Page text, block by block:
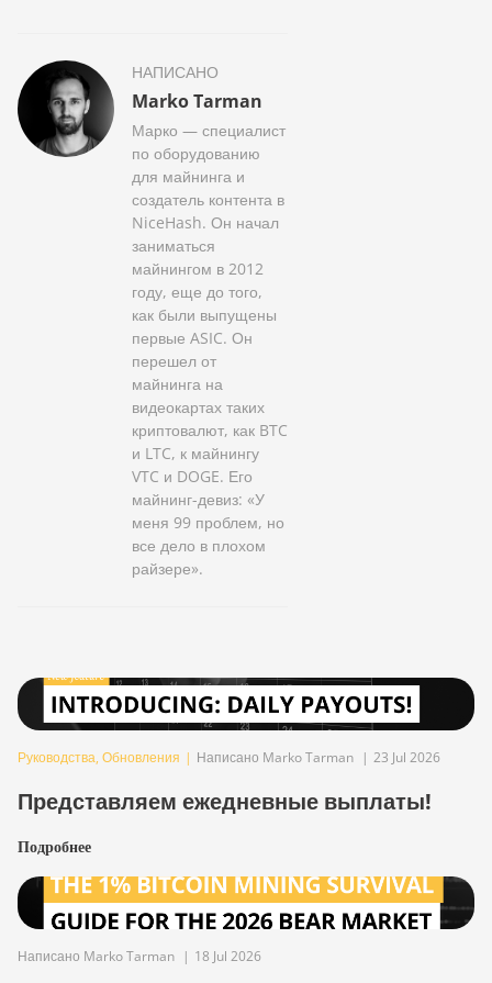
НАПИСАНО
Marko Tarman
Марко — специалист
по оборудованию
для майнинга и
создатель контента в
NiceHash. Он начал
заниматься
майнингом в 2012
году, еще до того,
как были выпущены
первые ASIC. Он
перешел от
майнинга на
видеокартах таких
криптовалют, как BTC
и LTC, к майнингу
VTC и DOGE. Его
майнинг-девиз: «У
меня 99 проблем, но
все дело в плохом
райзере».
Руководства, Обновления | Написано Marko Tarman | 23 Jul 2026
Представляем ежедневные выплаты!
Подробнее
Написано Marko Tarman | 18 Jul 2026